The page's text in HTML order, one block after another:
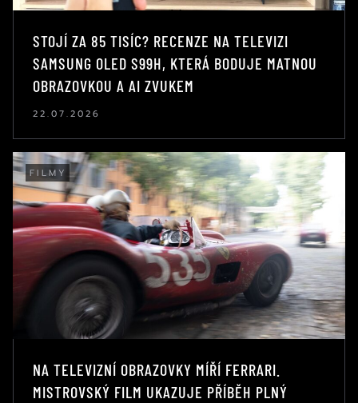
STOJÍ ZA 85 TISÍC? RECENZE NA TELEVIZI
SAMSUNG OLED S99H, KTERÁ BODUJE MATNOU
OBRAZOVKOU A AI ZVUKEM
22.07.2026
FILMY
NA TELEVIZNÍ OBRAZOVKY MÍŘÍ FERRARI.
MISTROVSKÝ FILM UKAZUJE PŘÍBĚH PLNÝ